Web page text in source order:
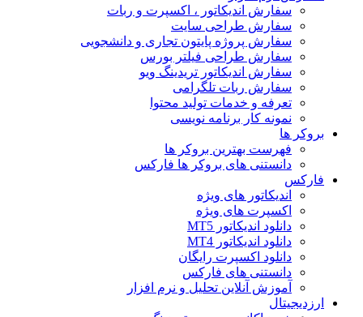
سفارش اندیکاتور ، اکسپرت و ربات
سفارش طراحی سایت
سفارش پروژه پایتون تجاری و دانشجویی
سفارش طراحی فیلتر بورس
سفارش اندیکاتور تریدینگ ویو
سفارش ربات تلگرامی
تعرفه و خدمات تولید محتوا
نمونه کار برنامه نویسی
بروکر ها
فهرست بهترین بروکر ها
دانستنی های بروکر ها فارکس
فارکس
اندیکاتور های ویژه
اکسپرت های ویژه
دانلود اندیکاتور MT5
دانلود اندیکاتور MT4
دانلود اکسپرت رایگان
دانستنی های فارکس
آموزش آنلاین تحلیل و نرم افزار
ارزدیجیتال